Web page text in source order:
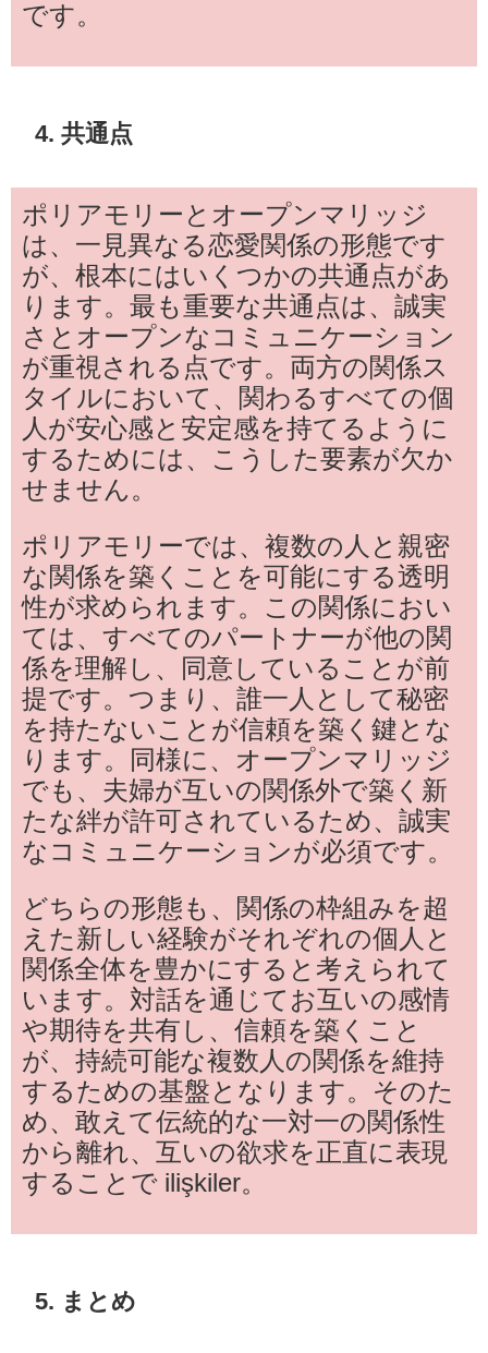
です。
4. 共通点
ポリアモリーとオープンマリッジ
は、一見異なる恋愛関係の形態です
が、根本にはいくつかの共通点があ
ります。最も重要な共通点は、誠実
さとオープンなコミュニケーション
が重視される点です。両方の関係ス
タイルにおいて、関わるすべての個
人が安心感と安定感を持てるように
するためには、こうした要素が欠か
せません。
ポリアモリーでは、複数の人と親密
な関係を築くことを可能にする透明
性が求められます。この関係におい
ては、すべてのパートナーが他の関
係を理解し、同意していることが前
提です。つまり、誰一人として秘密
を持たないことが信頼を築く鍵とな
ります。同様に、オープンマリッジ
でも、夫婦が互いの関係外で築く新
たな絆が許可されているため、誠実
なコミュニケーションが必須です。
どちらの形態も、関係の枠組みを超
えた新しい経験がそれぞれの個人と
関係全体を豊かにすると考えられて
います。対話を通じてお互いの感情
や期待を共有し、信頼を築くこと
が、持続可能な複数人の関係を維持
するための基盤となります。そのた
め、敢えて伝統的な一対一の関係性
から離れ、互いの欲求を正直に表現
することで ilişkiler。
5. まとめ